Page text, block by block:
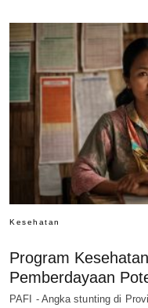
Kesehatan
Program
Pemberdayaan
PAFI - Angka stunting di